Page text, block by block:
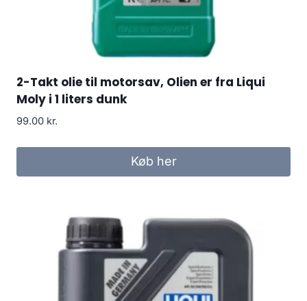
2-Takt olie til motorsav, Olien er fra Liqui
Moly i 1 liters dunk
99.00 kr.
Køb her